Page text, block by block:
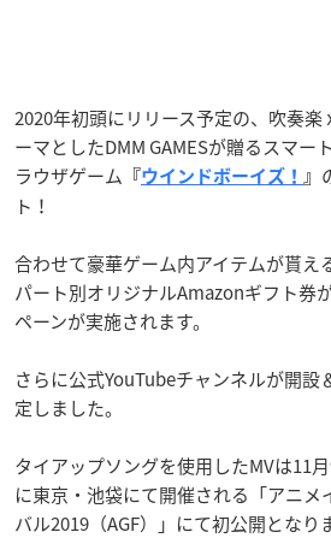
2020年初頭にリリース予定の、吹奏
ーマとしたDMM GAMESが贈るスマー
ラウザゲーム 『ウインドボーイズ！ 』
ト！
合わせて豪華ゲーム内アイテムが貰え
パート別オリジナルAmazonギフト券
ペーンが実施されます。
さらに公式YouTubeチャンネルが開
定しました。
タイアップソングを使用したMVは11
に東京・池袋にて開催される「アニメ
バル2019（AGF）」にて初公開となり